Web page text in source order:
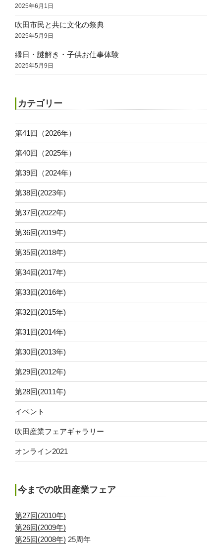
2025年6月1日
吹田市民と共に文化の祭典
2025年5月9日
縁日・謎解き・子供お仕事体験
2025年5月9日
カテゴリー
第41回（2026年）
第40回（2025年）
第39回（2024年）
第38回(2023年)
第37回(2022年)
第36回(2019年)
第35回(2018年)
第34回(2017年)
第33回(2016年)
第32回(2015年)
第31回(2014年)
第30回(2013年)
第29回(2012年)
第28回(2011年)
イベント
吹田産業フェアギャラリー
オンライン2021
今までの吹田産業フェア
第27回(2010年)
第26回(2009年)
第25回(2008年) 25周年